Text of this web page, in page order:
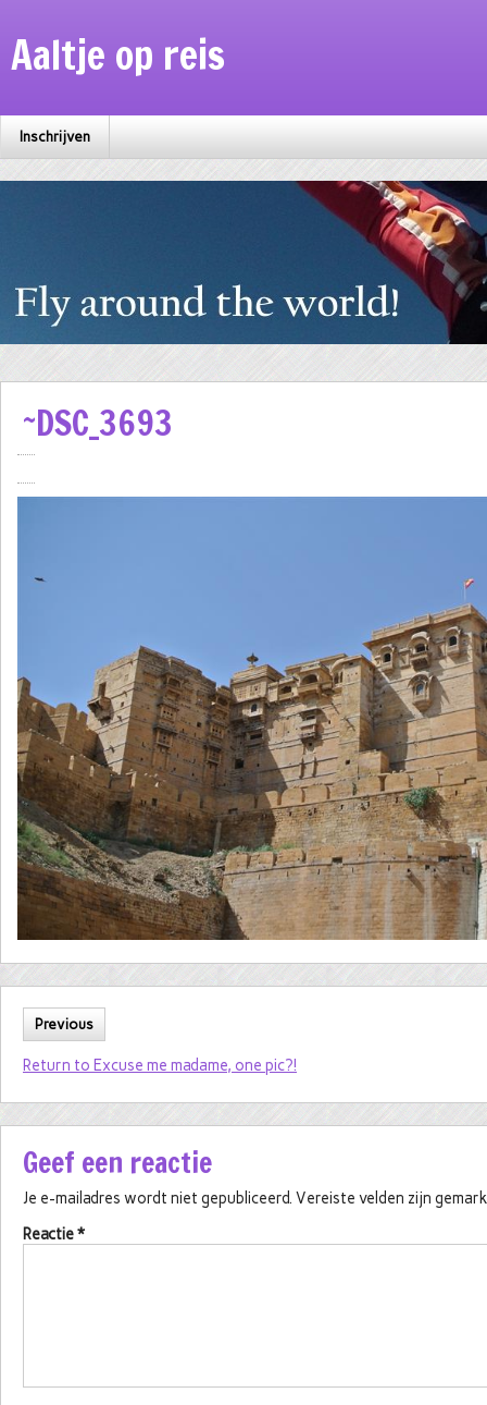
Aaltje op reis
Inschrijven
~DSC_3693
Previous
Return to Excuse me madame, one pic?!
Geef een reactie
Je e-mailadres wordt niet gepubliceerd. Vereiste velden zijn
Reactie*